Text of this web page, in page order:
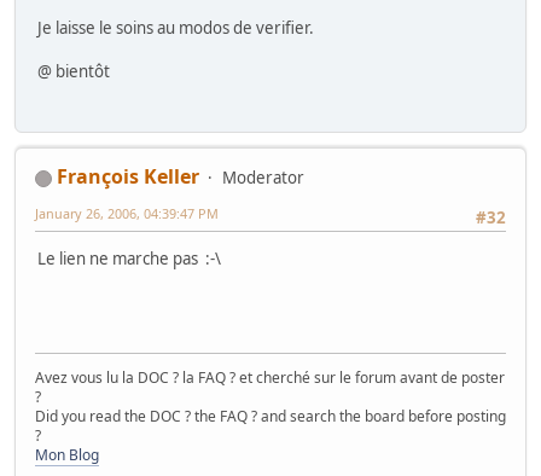
Je laisse le soins au modos de verifier.
@ bientôt
François Keller
Moderator
#32
January 26, 2006, 04:39:47 PM
Le lien ne marche pas :-\
Avez vous lu la DOC ? la FAQ ? et cherché sur le forum avant de poster
?
Did you read the DOC ? the FAQ ? and search the board before posting
?
Mon Blog